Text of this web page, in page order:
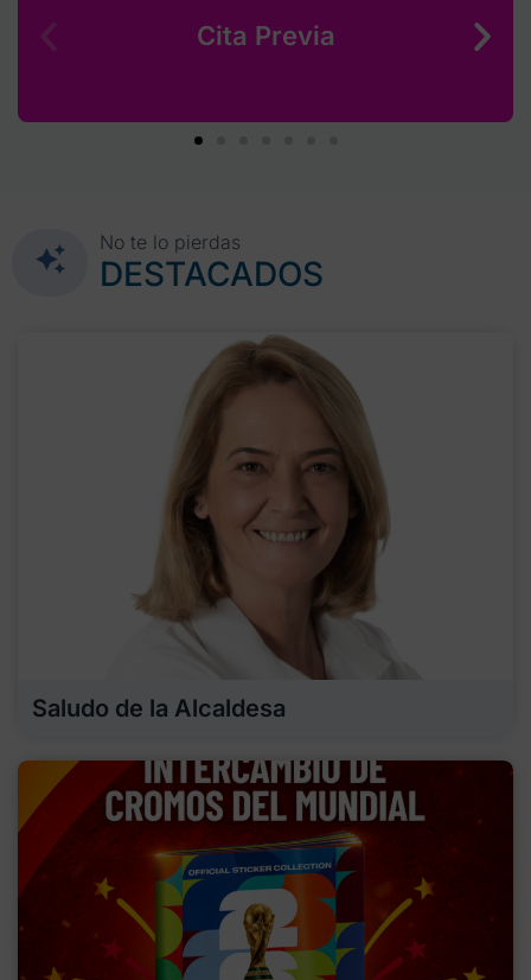
Cita Previa
No te lo pierdas
DESTACADOS
Saludo de la Alcaldesa